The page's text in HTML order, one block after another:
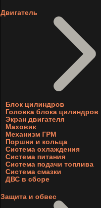
Двигатель
Блок цилиндров
Головка блока цилиндров
Экран двигателя
Маховик
Механизм ГРМ
Поршни и кольца
Система охлаждения
Система питания
Система подачи топлива
Система смазки
ДВС в сборе
Защита и обвес